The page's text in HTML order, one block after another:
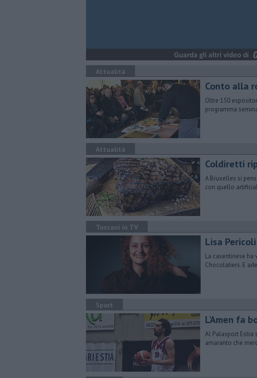
Attualità
Conto alla
Oltre 150
programma
Attualità
Coldiretti
A Bruxelles si
con quello
Toscani in TV
Lisa
La casentinese
Chocolatiers. E
Sport
L'Amen fa
Al Palasport Estra
amaranto che